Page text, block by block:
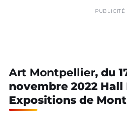
PUBLICITÉ
Art Montpellier, du
novembre 2022 Hall
Expositions de